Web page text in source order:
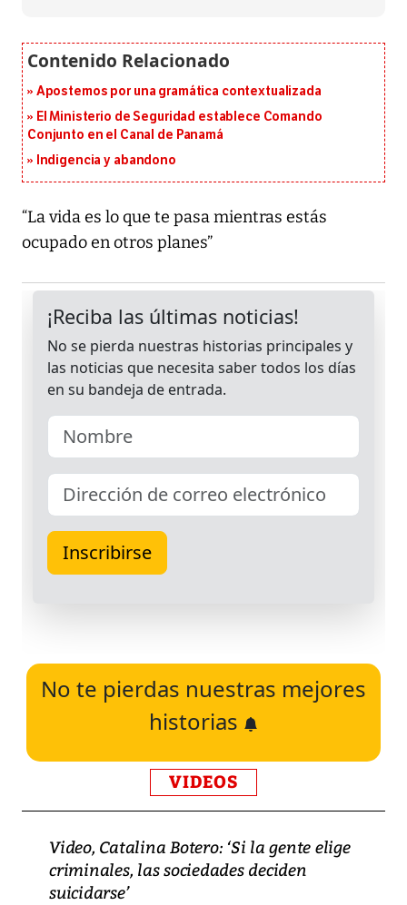
Apostemos por una gramática contextualizada
El Ministerio de Seguridad establece Comando
Conjunto en el Canal de Panamá
Indigencia y abandono
“La vida es lo que te pasa mientras estás
ocupado en otros planes”
No te pierdas nuestras mejores
historias
VIDEOS
Video, Catalina Botero: ‘Si la gente elige
criminales, las sociedades deciden
suicidarse’